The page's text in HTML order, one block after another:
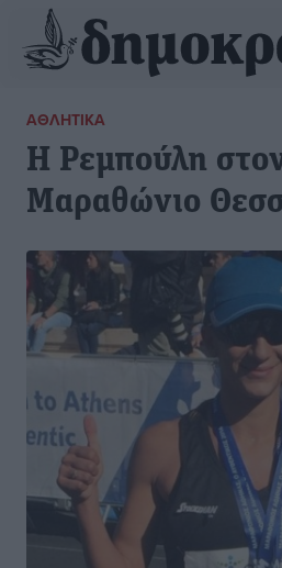
ΑΘΛΗΤΙΚΆ
Η Ρεμπούλη
Μαραθώνιο